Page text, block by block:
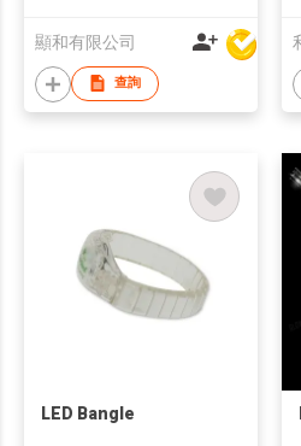
顯和有限公司
查詢
LED Bangle